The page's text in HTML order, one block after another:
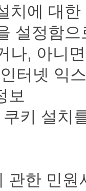
치에 대
설정함
나, 아니
터넷 익
보
키 설치
관한 민원